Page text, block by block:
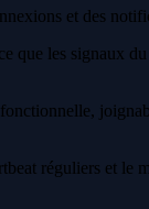
et des
que les signaux
réguliers et